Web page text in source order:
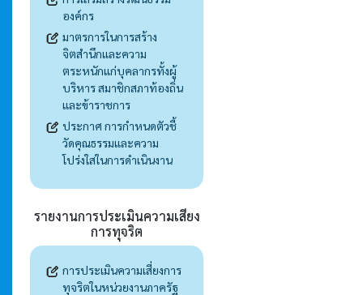
องค์กร
มาตรการในการสร้าง
จิตสำนึกและความ
ตระหนักแก่บุคลากรทั้งผู้
บริหาร สมาชิกสภาท้องถิ่น
และข้าราชการ
ประกาศ การกำหนดตัวชี้
วัดคุณธรรมและความ
โปร่งใสในการดำเนินงาน
รายงานการประเมินความเสียง
การทุจริต
การประเมินความเสี่ยงการ
ทุจริตในหน่วยงานภาครัฐ